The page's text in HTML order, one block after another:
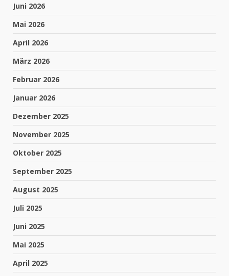
Juni 2026
Mai 2026
April 2026
März 2026
Februar 2026
Januar 2026
Dezember 2025
November 2025
Oktober 2025
September 2025
August 2025
Juli 2025
Juni 2025
Mai 2025
April 2025